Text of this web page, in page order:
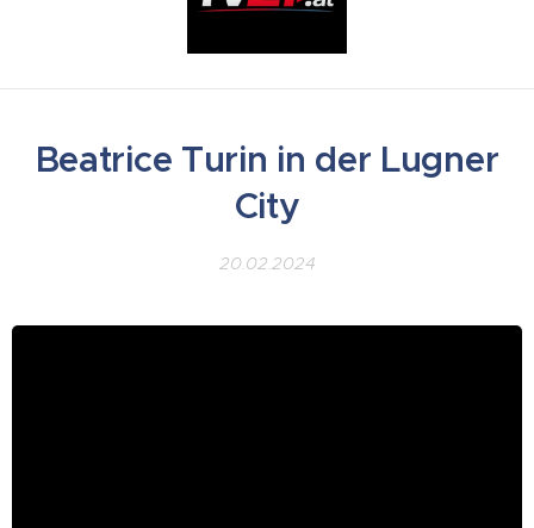
Beatrice Turin in der Lugner
City
20.02.2024